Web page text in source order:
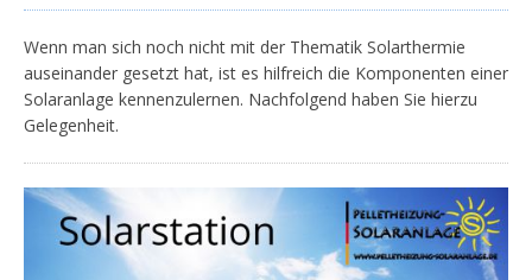
Wenn man sich noch nicht mit der Thematik Solarthermie
auseinander gesetzt hat, ist es hilfreich die Komponenten einer
Solaranlage kennenzulernen. Nachfolgend haben Sie hierzu
Gelegenheit.